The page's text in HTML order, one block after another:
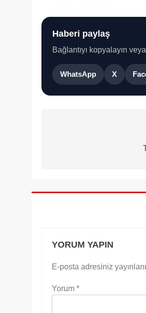
Haberi paylaş
Bağlantıyı kopyalayın
WhatsApp X
YORUM YAPIN
E-posta adresiniz
Yorum *